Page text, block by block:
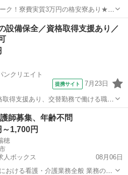
ク！寮費実質3万円の格安寮あり★無
保全業務です！／20代・30代・40
その他
設備保全／資格取得支援あり／
ンクリエイト
提携サイト 7月23日
得支援あり、交替勤務で働ける職場
の強 その他
師募集、年齢不問
1,700円
穂
人ボックス
08月06日
おける看護・介護業務全般 業務の変